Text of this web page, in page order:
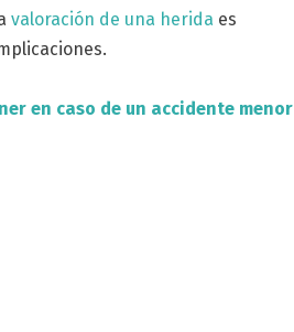
valoración de una herida es
en caso de un accidente menor